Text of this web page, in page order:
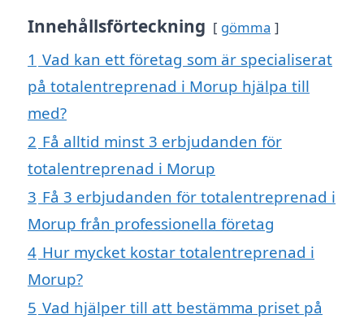
Innehållsförteckning gömma
1 Vad kan ett företag som är specialiserat
på totalentreprenad i Morup hjälpa till
med?
2 Få alltid minst 3 erbjudanden för
totalentreprenad i Morup
3 Få 3 erbjudanden för totalentreprenad i
Morup från professionella företag
4 Hur mycket kostar totalentreprenad i
Morup?
5 Vad hjälper till att bestämma priset på